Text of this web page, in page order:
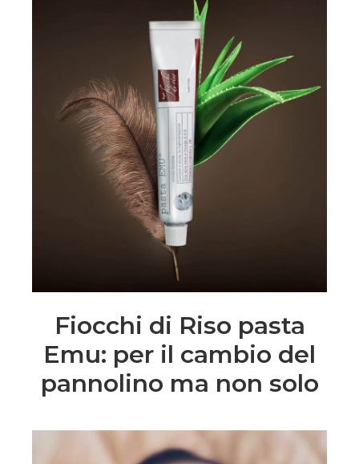
Fiocchi di Riso pasta
Emu: per il cambio del
pannolino ma non solo